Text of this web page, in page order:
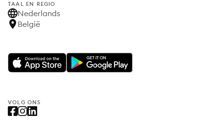
TAAL EN REGIO
Nederlands
België
VOLG ONS